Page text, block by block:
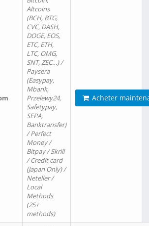
Altcoins
(BCH, BTG,
CVC, DASH,
DOGE, EOS,
ETC, ETH,
LTC, OMG,
SNT, ZEC…) /
Paysera
(Easypay,
Mbank,
Przelewy24,
Safetypay,
SEPA,
Banktransfer)
/ Perfect
Money /
Bitpay / Skrill
/ Credit card
(Japan Only) /
Neteller /
Local
Methods
(25+
methods)
Acheter